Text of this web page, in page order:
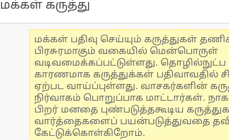
மக்கள் கருத்து
மக்கள் பதிவு செய்யும் கருத்துகள்
பிரசுரமாகும் வகையில் மென்பொருள்
வடிவமைக்கப்பட்டுள்ளது.
காரணமாக கருத்துக்கள் பதிவாவதில்
ஏற்பட வாய்ப்புள்ளது. வாசகர்களின்
நிர்வாகம் பொறுப்பாக மாட்டார்கள்.
பிறர் மனதை புண்படுத்தகூடிய
வார்த்தைகளைப் பயன்படுத்துவதை
கேட்டுக்கொள்கிறோம்.